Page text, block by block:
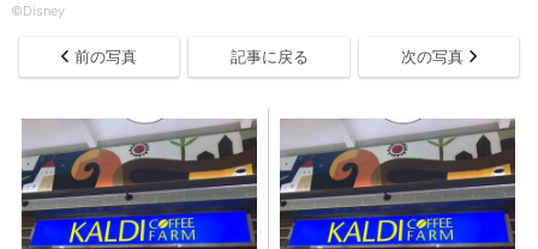
©Disney
前の写真 記事に戻る 次の写真